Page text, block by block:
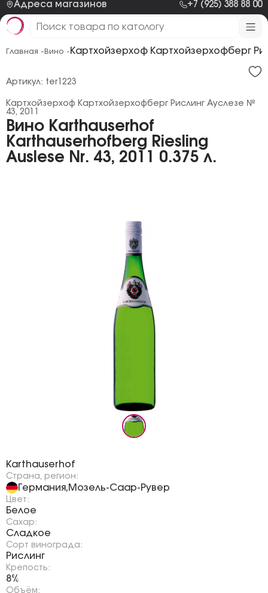
Адреса магазинов +7 (925) 388 88 00
Главная - Вино - Картхойзерхоф Картхойзерхофберг
Вино Karthauserhof
Karthauserhofberg Riesling
Auslese Nr. 43, 2011 0.375 л.
Картхойзерхоф Картхойзерхофберг Рислинг Ауслезе №
43, 2011
Артикул: ter1223
Karthauserhof
Страна, регион:
Германия,Мозель-Саар-Рувер
Цвет:
Белое
Сахар:
Сладкое
Сорт винограда:
Рислинг
Крепость:
8%
Объём: